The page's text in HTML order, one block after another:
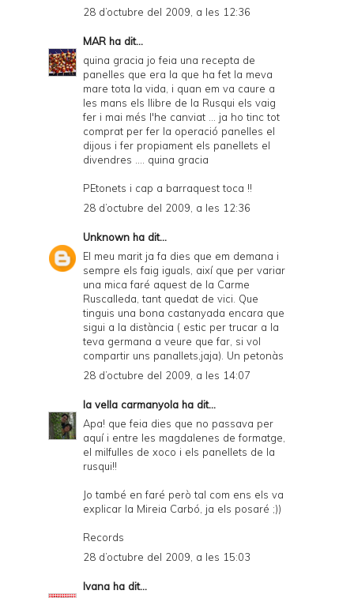
28 d’octubre del 2009, a les 12:36
MAR ha dit...
quina gracia jo feia una recepta de
panelles que era la que ha fet la meva
mare tota la vida, i quan em va caure a
les mans els llibre de la Rusqui els vaig
fer i mai més l'he canviat ... ja ho tinc tot
comprat per fer la operació panelles el
dijous i fer propiament els panellets el
divendres .... quina gracia
PEtonets i cap a barraquest toca !!
28 d’octubre del 2009, a les 12:36
Unknown ha dit...
El meu marit ja fa dies que em demana i
sempre els faig iguals, així que per variar
una mica faré aquest de la Carme
Ruscalleda, tant quedat de vici. Que
tinguis una bona castanyada encara que
sigui a la distància ( estic per trucar a la
teva germana a veure que far, si vol
compartir uns panallets,jaja). Un petonàs
28 d’octubre del 2009, a les 14:07
la vella carmanyola ha dit...
Apa! que feia dies que no passava per
aquí i entre les magdalenes de formatge,
el milfulles de xoco i els panellets de la
rusqui!!
Jo també en faré però tal com ens els va
explicar la Mireia Carbó, ja els posaré ;))
Records
28 d’octubre del 2009, a les 15:03
Ivana ha dit...